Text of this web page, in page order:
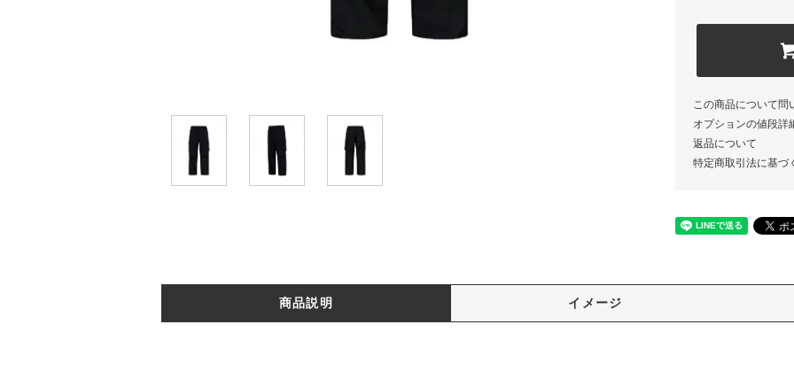
この商品について問
オプションの値段詳
返品について
特定商取引法に基づ
商品説明 イメージ